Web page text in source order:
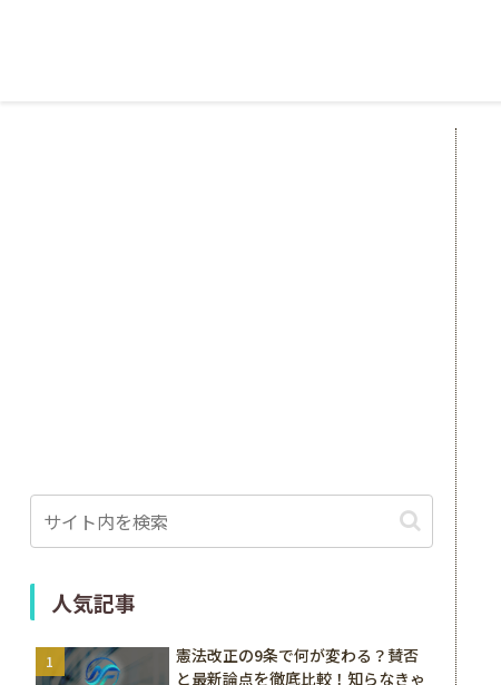
人気記事
憲法改正の9条で何が変わる？賛否
と最新論点を徹底比較！知らなきゃ